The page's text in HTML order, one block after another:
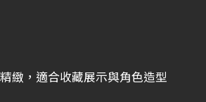
緻，適合收藏展示與角色造型